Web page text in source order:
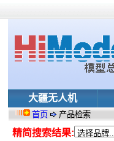
大疆无人机
首页 产品检索
精简搜索结果: